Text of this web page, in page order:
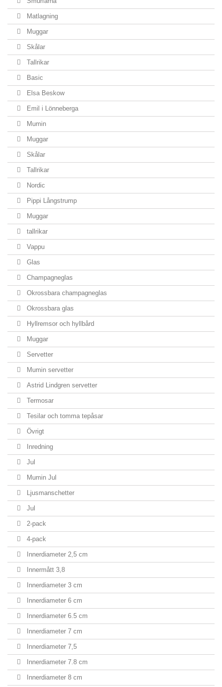
Matlagning
Muggar
Skålar
Tallrikar
Basic
Elsa Beskow
Emil i Lönneberga
Mumin
Muggar
Skålar
Tallrikar
Nordic
Pippi Långstrump
Muggar
tallrikar
Vappu
Glas
Champagneglas
Okrossbara champagneglas
Okrossbara glas
Hyllremsor och hyllbård
Muggar
Servetter
Mumin servetter
Astrid Lindgren servetter
Termosar
Tesilar och tomma tepåsar
Övrigt
Inredning
Jul
Mumin Jul
Ljusmanschetter
Jul
2-pack
4-pack
Innerdiameter 2,5 cm
Innermått 3,8
Innerdiameter 3 cm
Innerdiameter 6 cm
Innerdiameter 6.5 cm
Innerdiameter 7 cm
Innerdiameter 7,5
Innerdiameter 7.8 cm
Innerdiameter 8 cm